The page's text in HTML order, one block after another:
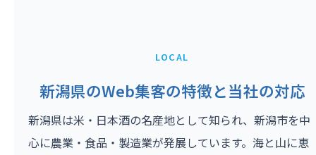
LOCAL
新潟県のWeb集客の特徴と当社の対応
新潟県は米・日本酒の名産地として知られ、新潟市を中
心に農業・食品・製造業が発展しています。海と山に恵